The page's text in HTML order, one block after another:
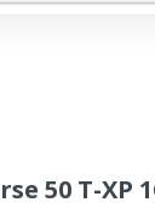
50 T-XP